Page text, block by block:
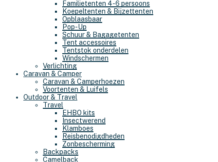
Familietenten 4-6 persoons
Koepeltenten & Bijzettenten
Opblaasbaar
Pop-Up
Schuur & Bagagetenten
Tent accessoires
Tentstok onderdelen
Windschermen
Verlichting
Caravan & Camper
Caravan & Camperhoezen
Voortenten & Luifels
Outdoor & Travel
Travel
EHBO kits
Insectwerend
Klamboes
Reisbenodigdheden
Zonbescherming
Backpacks
Camelback